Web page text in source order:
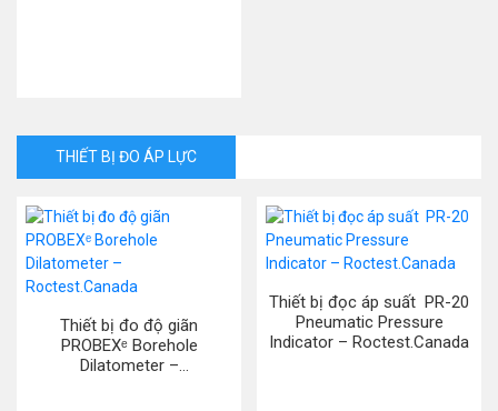
THIẾT BỊ ĐO ÁP LỰC
Thiết bị đo độ giãn
PROBEXᵉ Borehole
Dilatometer –
Thiết bị đọc áp suất PR-20
Pneumatic Pressure
Indicator – Roctest.Canada